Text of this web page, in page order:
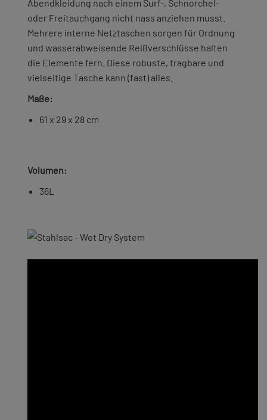
Abendkleidung nach einem Surf-, Schnorchel-
oder Freitauchgang nicht nass anziehen musst.
Mehrere interne Netztaschen sorgen für Ordnung
und wasserabweisende Reißverschlüsse halten
die Elemente fern. Diese robuste, tragbare und
vielseitige Tasche kann (fast) alles.
Maße:
61 x 29 x 28 cm
Volumen:
36L